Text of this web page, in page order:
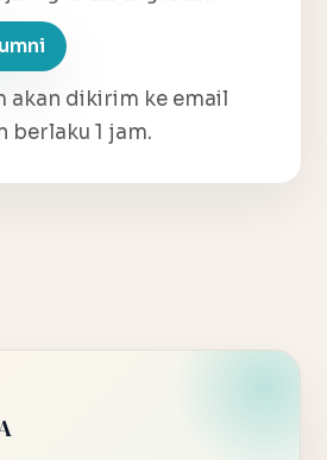
akan dikirim ke email
berlaku 1 jam.